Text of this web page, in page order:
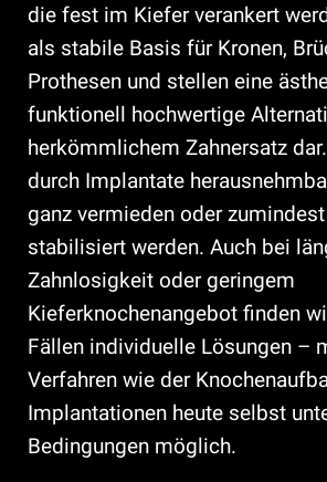
die fest im Kiefer verankert
als stabile Basis für Kronen,
Prothesen und stellen eine
funktionell hochwertige
herkömmlichem Zahnersatz
durch Implantate
ganz vermieden oder
stabilisiert werden. Auch bei
Zahnlosigkeit oder geringem
Kieferknochenangebot finden
Fällen individuelle Lösungen –
Verfahren wie der
Implantationen heute selbst
Bedingungen möglich.